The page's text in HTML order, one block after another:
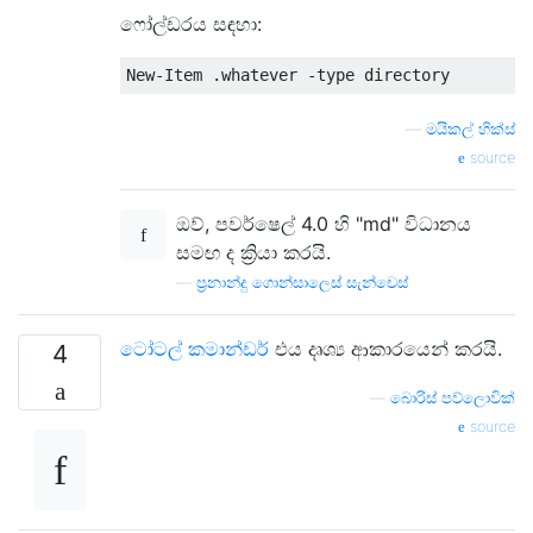
ෆෝල්ඩරය සඳහා:
මයිකල් හික්ස්
source
ඔව්, පවර්ෂෙල් 4.0 හි "md" විධානය
සමඟ ද ක්‍රියා කරයි.
ප්‍රනාන්දු ගොන්සාලෙස් සැන්චෙස්
4 ටෝටල් කමාන්ඩර් එය දෘශ්‍ය ආකාරයෙන් කරයි.
බොරිස් පව්ලොවික්
source